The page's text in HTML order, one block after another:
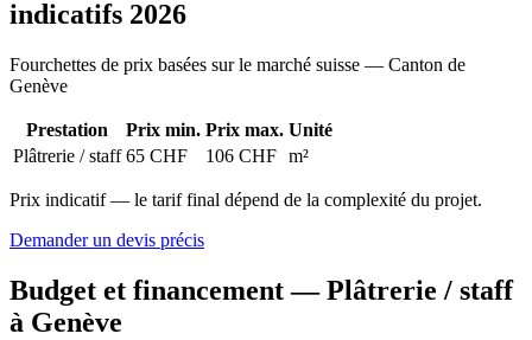
indicatifs 2026
Fourchettes de prix basées sur le marché suisse — Canton de
Genève
Prestation Prix min. Prix max. Unité
Plâtrerie / staff 65 CHF 106 CHF m²
Prix indicatif — le tarif final dépend de la complexité du projet.
Demander un devis précis
Budget et financement — Plâtrerie / staff
à Genève